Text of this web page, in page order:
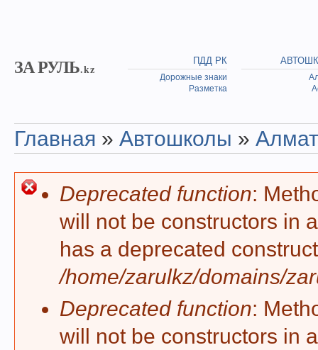
ЗА РУЛЬ.kz
ПДД РК
Дорожные знаки
Разметка
You are here
Главная » Автошколы »
Error message
Deprecated function:
will not be constructors in
has a deprecated
/home/zarulkz/domains/
Deprecated function:
will not be constructors in